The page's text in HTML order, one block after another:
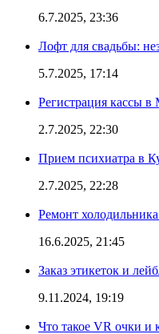
6.7.2025, 23:36
Лофт для свадьбы:
5.7.2025, 17:14
Регистрация кассы в
2.7.2025, 22:30
Прием психиатра в
2.7.2025, 22:28
Ремонт
16.6.2025, 21:45
Заказ этикеток и
9.11.2024, 19:19
Что такое VR очки и